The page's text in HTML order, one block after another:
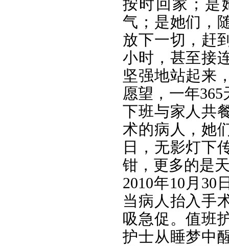
按时回家；是
气；是她们，
放下一切，赶
小时，甚至接
坚强地站起来
愿望，一年
下班与家人共
术的病人，她
日，无影灯下
钳，更多的是
2010年10月30
当病人抬入手
吸急促。值班
护士从睡梦中